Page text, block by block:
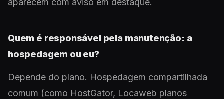
aparecem com aviso em destaque.
Quem é responsável pela manutenção: a
hospedagem ou eu?
Depende do plano. Hospedagem compartilhada
comum (como HostGator, Locaweb planos